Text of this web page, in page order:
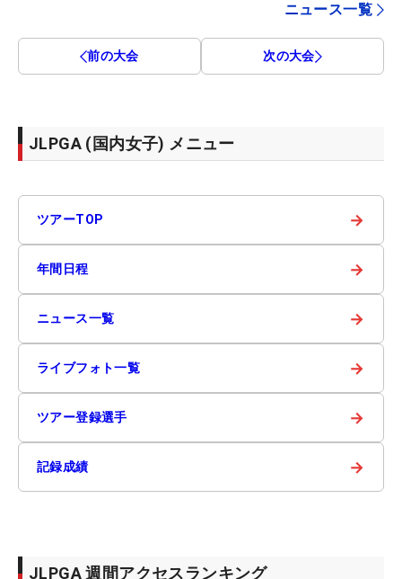
ニュース一覧
前の大会 次の大会
JLPGA (国内女子) メニュー
ツアーTOP →
年間日程 →
ニュース一覧 →
ライブフォト一覧 →
ツアー登録選手 →
記録成績 →
JLPGA 週間アクセスランキング